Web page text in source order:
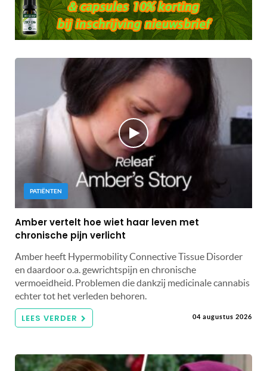
PATIËNTEN
Amber vertelt hoe wiet haar leven met
chronische pijn verlicht
Amber heeft Hypermobility Connective Tissue Disorder
en daardoor o.a. gewrichtspijn en chronische
vermoeidheid. Problemen die dankzij medicinale cannabis
echter tot het verleden behoren.
LEES VERDER 04 augustus 2026